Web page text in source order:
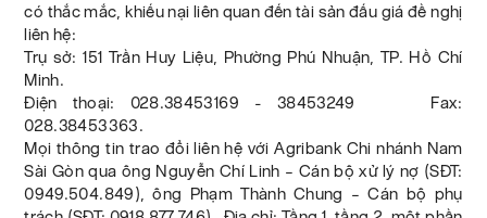
có thắc mắc, khiếu nại liên quan đến tài sản đấu giá đề nghị
liên hệ:
Trụ sở: 151 Trần Huy Liệu, Phường Phú Nhuận, TP. Hồ Chí
Minh.
Điện thoại: 028.38453169 - 38453249 Fax:
028.38453363.
Mọi thông tin trao đổi liên hệ với Agribank Chi nhánh Nam
Sài Gòn qua ông Nguyễn Chí Linh – Cán bộ xử lý nợ (SĐT:
0949.504.849), ông Phạm Thành Chung – Cán bộ phụ